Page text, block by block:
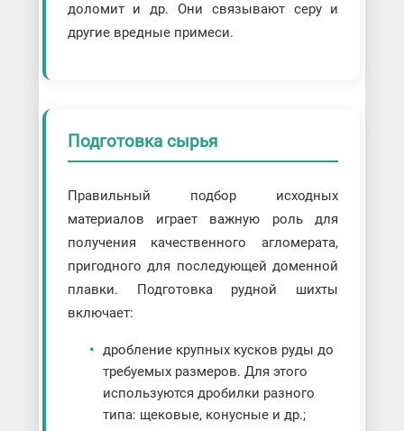
доломит и др. Они связывают серу и
другие вредные примеси.
Подготовка сырья
Правильный подбор исходных
материалов играет важную роль для
получения качественного агломерата,
пригодного для последующей доменной
плавки. Подготовка рудной шихты
включает:
дробление крупных кусков руды до
требуемых размеров. Для этого
используются дробилки разного
типа: щековые, конусные и др.;